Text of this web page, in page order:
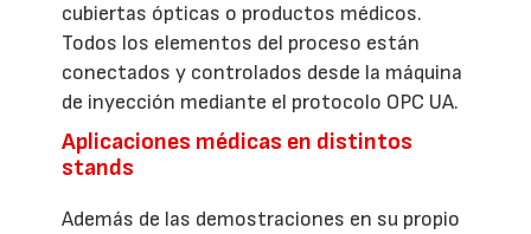
cubiertas ópticas o productos médicos.
Todos los elementos del proceso están
conectados y controlados desde la máquina
de inyección mediante el protocolo OPC UA.
Aplicaciones médicas en distintos
stands
Además de las demostraciones en su propio